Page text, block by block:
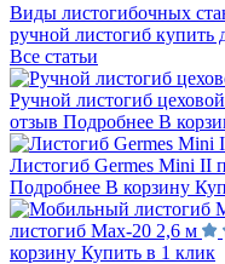
Виды листогибочных
ручной листогиб купить
Все статьи
Ручной листогиб
отзыв Подробнее В
Листогиб Germes Mini II
Подробнее В корзину
листогиб Max-20 2,6 м
корзину Купить в 1 клик